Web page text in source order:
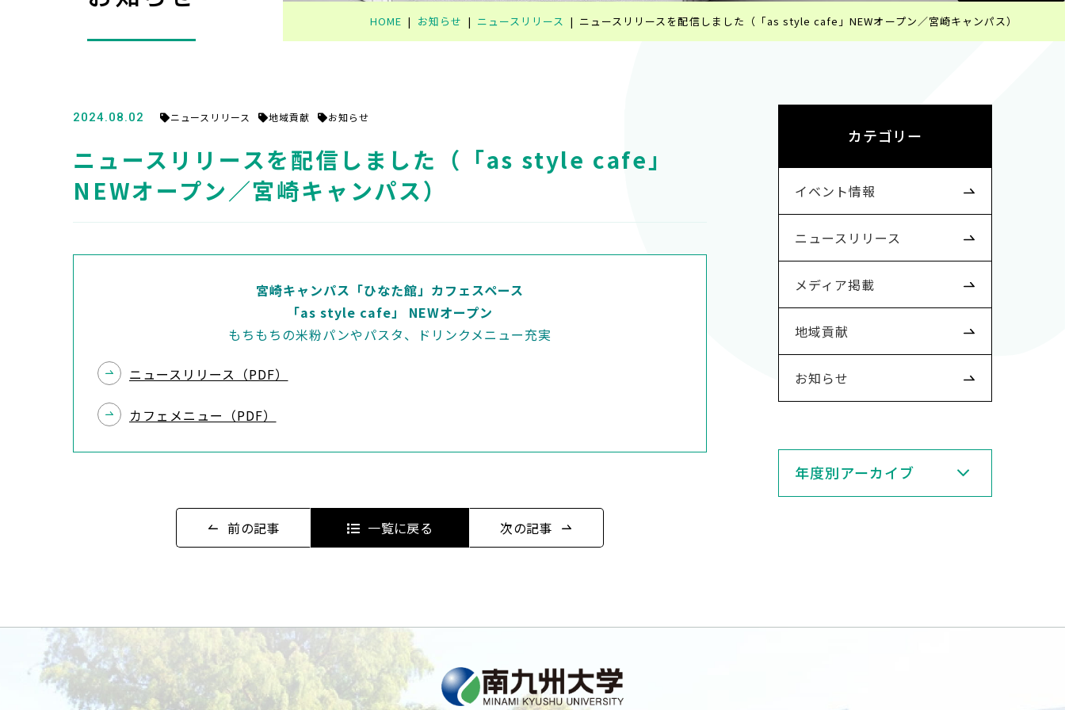
HOME お知らせ ニュースリリース ニュースリリースを配信しました（「as style cafe」NEWオープン／宮崎キャンパス）
2024.08.02 ニュースリリース 地域貢献 お知らせ
ニュースリリースを配信しました（「as style cafe」
NEWオープン／宮崎キャンパス）
宮崎キャンパス「ひなた館」カフェスペース
「as style cafe」 NEWオープン
もちもちの米粉パンやパスタ、ドリンクメニュー充実
ニュースリリース（PDF）
カフェメニュー（PDF）
前の記事 一覧に戻る 次の記事
カテゴリー
イベント情報
ニュースリリース
メディア掲載
地域貢献
お知らせ
年度別アーカイブ